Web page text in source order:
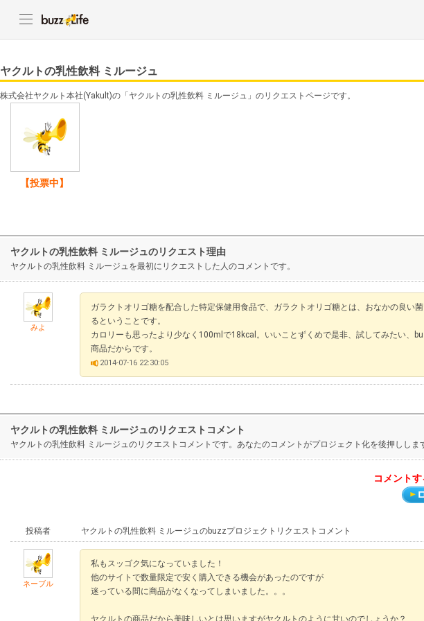
ヤクルトの乳性飲料 ミルージュ
株式会社ヤクルト本社(Yakult)の「ヤクルトの乳性飲料 ミルージュ」のリクエストページです。
【投票中】
ヤクルトの乳性飲料 ミルージュのリクエスト理由
ヤクルトの乳性飲料 ミルージュを最初にリクエストした人のコメントです。
みよ
ガラクトオリゴ糖を配合した特定保健用食品で、ガラクトオリゴ糖とは、おなかの良い
るということです。
カロリーも思ったより少なく100mlで18kcal。いいことずくめで是非、試してみたい、
商品だからです。
2014-07-16 22:30:05
ヤクルトの乳性飲料 ミルージュのリクエストコメント
ヤクルトの乳性飲料 ミルージュのリクエストコメントです。あなたのコメントがプロジェクト化を後押しし
コメント
投稿者 ヤクルトの乳性飲料 ミルージュのbuzzプロジェクトリクエストコメント
ネーブル
私もスッゴク気になっていました！
他のサイトで数量限定で安く購入できる機会があったのですが
迷っている間に商品がなくなってしまいました。。。
ヤクルトの商品だから美味しいとは思いますがヤクルトのように甘いのでしょうか？